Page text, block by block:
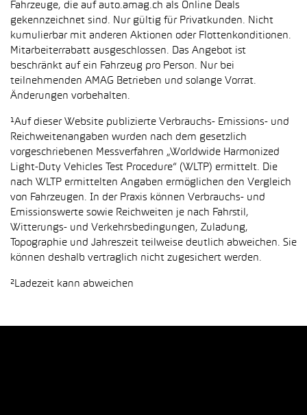
Fahrzeuge, die auf auto.amag.ch als Online Deals
gekennzeichnet sind. Nur gültig für Privatkunden. Nicht
kumulierbar mit anderen Aktionen oder Flottenkonditionen.
Mitarbeiterrabatt ausgeschlossen. Das Angebot ist
beschränkt auf ein Fahrzeug pro Person. Nur bei
teilnehmenden AMAG Betrieben und solange Vorrat.
Änderungen vorbehalten.
¹Auf dieser Website publizierte Verbrauchs- Emissions- und
Reichweitenangaben wurden nach dem gesetzlich
vorgeschriebenen Messverfahren „Worldwide Harmonized
Light-Duty Vehicles Test Procedure“ (WLTP) ermittelt. Die
nach WLTP ermittelten Angaben ermöglichen den Vergleich
von Fahrzeugen. In der Praxis können Verbrauchs- und
Emissionswerte sowie Reichweiten je nach Fahrstil,
Witterungs- und Verkehrsbedingungen, Zuladung,
Topographie und Jahreszeit teilweise deutlich abweichen. Sie
können deshalb vertraglich nicht zugesichert werden.
²Ladezeit kann abweichen